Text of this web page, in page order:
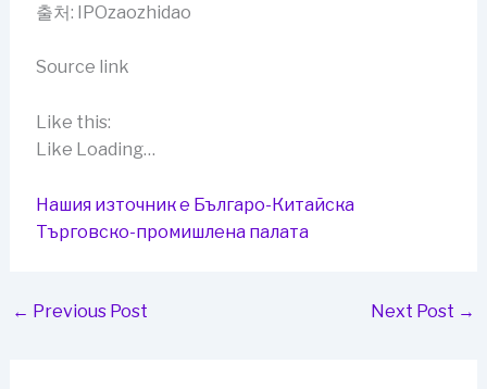
출처: IPOzaozhidao
Source link
Like this:
Like Loading…
Нашия източник е Българо-Китайска
Търговско-промишлена палaта
← Previous Post Next Post →